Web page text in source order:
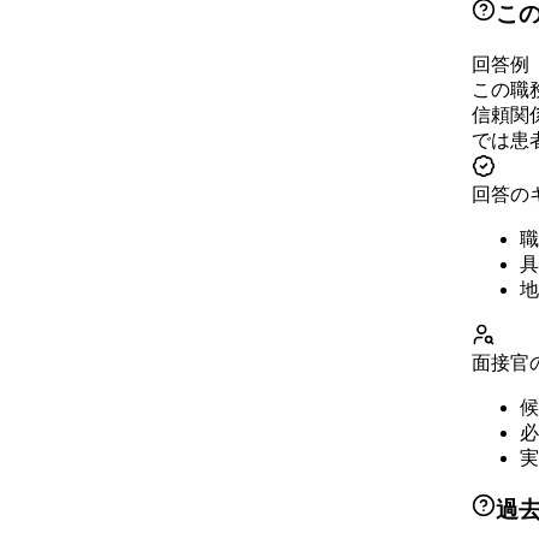
こ
回答例
この職
信頼関
では患
回答の
面接官
過